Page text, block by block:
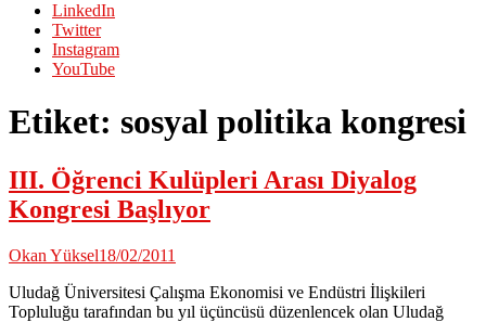
LinkedIn
Twitter
Instagram
YouTube
Etiket: sosyal politika kongresi
III. Öğrenci Kulüpleri Arası Diyalog
Kongresi Başlıyor
Okan Yüksel18/02/2011
Uludağ Üniversitesi Çalışma Ekonomisi ve Endüstri İlişkileri
Topluluğu tarafından bu yıl üçüncüsü düzenlencek olan Uludağ